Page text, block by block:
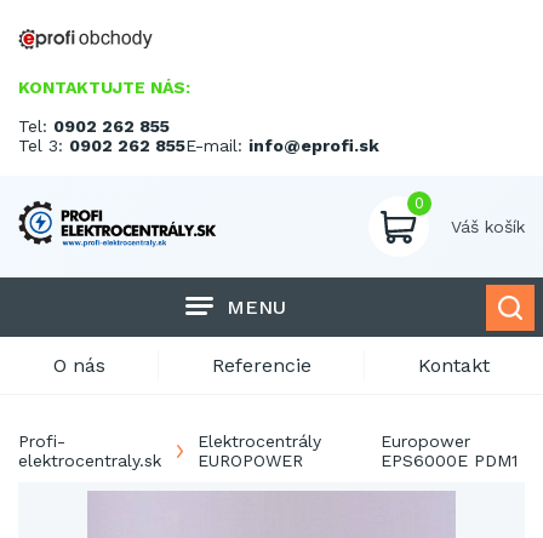
KONTAKTUJTE NÁS:
Tel: 0902 262 855
Tel 3: 0902 262 855E-mail: info@eprofi.sk
0
Váš košík
MENU
O nás Referencie Kontakt
Profi-
elektrocentraly.sk
Elektrocentrály
EUROPOWER
Europower
EPS6000E PDM1